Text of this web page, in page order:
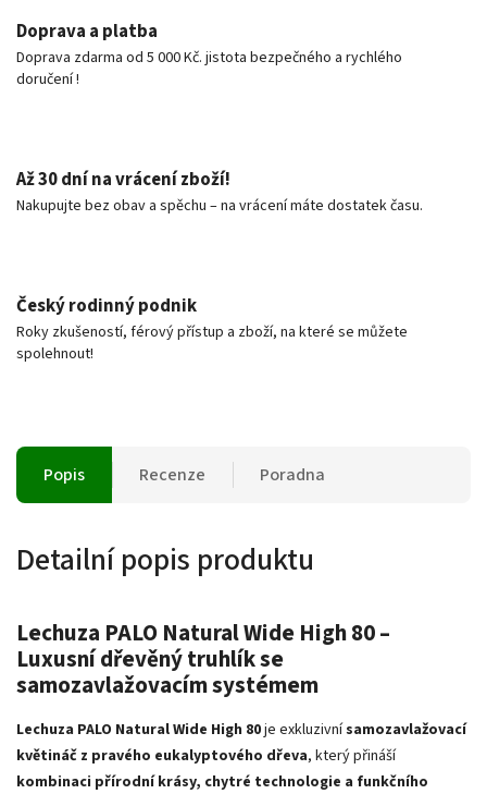
Doprava a platba
Doprava zdarma od 5 000 Kč. jistota bezpečného a rychlého
doručení !
Až 30 dní na vrácení zboží!
Nakupujte bez obav a spěchu – na vrácení máte dostatek času.
Český rodinný podnik
Roky zkušeností, férový přístup a zboží, na které se můžete
spolehnout!
Popis Recenze Poradna
Detailní popis produktu
Lechuza PALO Natural Wide High 80 –
Luxusní dřevěný truhlík se
samozavlažovacím systémem
Lechuza PALO Natural Wide High 80je exkluzivnísamozavlažovací
květináč z pravého eukalyptového dřeva, který přináší
kombinaci přírodní krásy, chytré technologie a funkčního